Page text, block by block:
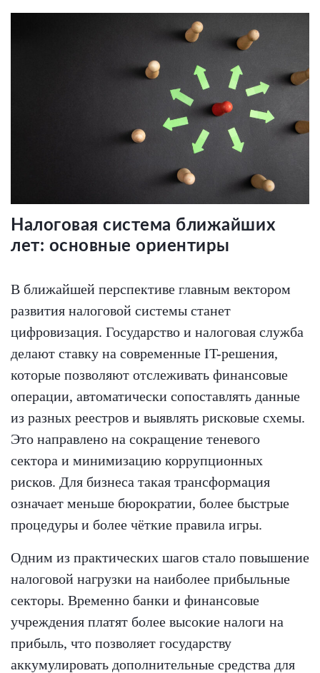
Налоговая система ближайших
лет: основные ориентиры
В ближайшей перспективе главным вектором
развития налоговой системы станет
цифровизация. Государство и налоговая служба
делают ставку на современные IT-решения,
которые позволяют отслеживать финансовые
операции, автоматически сопоставлять данные
из разных реестров и выявлять рисковые схемы.
Это направлено на сокращение теневого
сектора и минимизацию коррупционных
рисков. Для бизнеса такая трансформация
означает меньше бюрократии, более быстрые
процедуры и более чёткие правила игры.
Одним из практических шагов стало повышение
налоговой нагрузки на наиболее прибыльные
секторы. Временно банки и финансовые
учреждения платят более высокие налоги на
прибыль, что позволяет государству
аккумулировать дополнительные средства для